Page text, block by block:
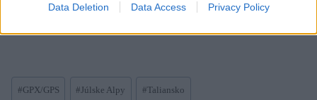
Data Deletion Data Access Privacy Policy
#GPX/GPS #Júlske Alpy #Taliansko